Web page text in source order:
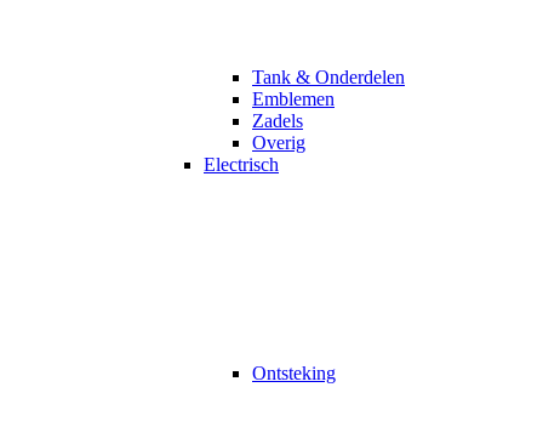
Tank & Onderdelen
Emblemen
Zadels
Overig
Electrisch
Ontsteking